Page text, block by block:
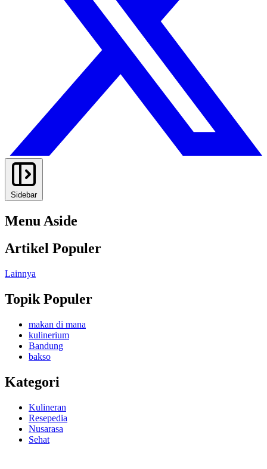
Sidebar
Menu Aside
Artikel Populer
Lainnya
Topik Populer
makan di mana
kulinerium
Bandung
bakso
Kategori
Kulineran
Resepedia
Nusarasa
Sehat